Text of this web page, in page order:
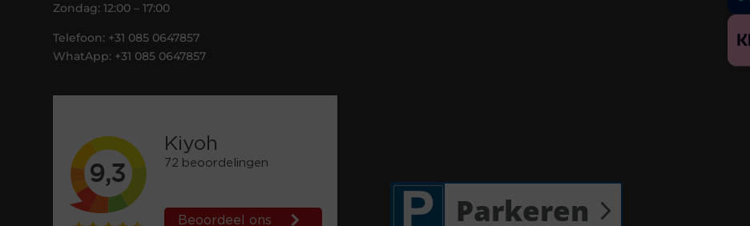
Zondag: 12:00 – 17:00
Telefoon: +31 085 0647857
WhatApp: +31 085 0647857
Parkeren